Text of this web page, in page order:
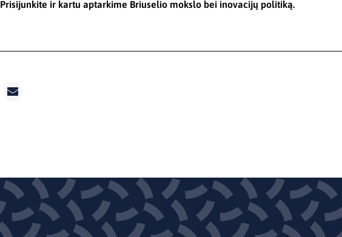
Prisijunkite ir kartu aptarkime Briuselio mokslo bei inovacijų politiką.